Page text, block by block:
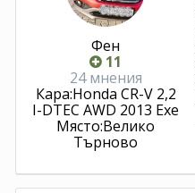
Фен
11
24 мнения
Кара:Honda CR-V 2,2
I-DTEC AWD 2013 Exe
Място:Велико
Търново